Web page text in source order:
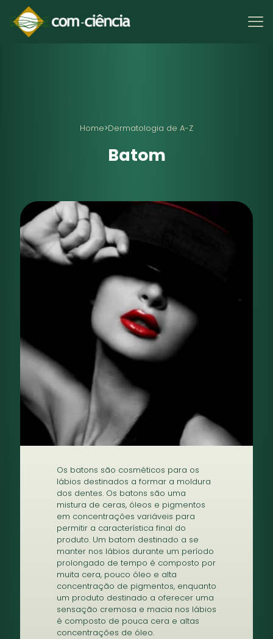
Home>Dermatologia de A-Z
Batom
Os batons são cosméticos para os
lábios destinados a formar a moldura
dos dentes. Os batons são uma
mistura de ceras, óleos e pigmentos
em concentrações variáveis para
permitir a característica final do
produto. Um batom destinado a se
manter nos lábios durante um período
prolongado de tempo é composto por
muita cera, pouco óleo e alta
concentração de pigmentos, enquanto
um produto destinado a oferecer uma
sensação cremosa e macia nos lábios
é composto de pouca cera e altas
concentrações de óleo.